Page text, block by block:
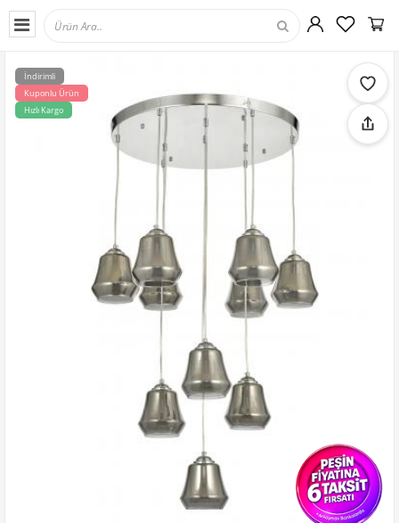
İndirimli
Kuponlu Ürün
Hızlı Kargo